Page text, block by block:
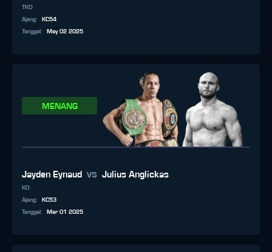
TKO
Ajang:
KC54
Tanggal : May 02 2025
MENANG
Jayden Eynaud vs Julius Anglickas
KO
Ajang:
KC53
Tanggal : Mar 01 2025